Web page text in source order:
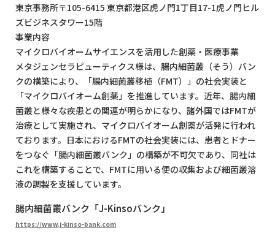
東京事務所〒105-6415 東京都港区虎ノ門1丁目17-1虎ノ門ヒル
ズビジネスタワー15階
事業内容
マイクロバイオームサイエンスを活用した創薬・医療事業
メタジェンセラピューティクス様は、腸内細菌叢（そう）バン
クの構築により、「腸内細菌叢移植（FMT）」の社会実装と
「マイクロバイオーム創薬」を推進しています。近年、腸内細
菌叢と様々な疾患との関連が明らかになり、諸外国ではFMTが
治療として実施され、マイクロバイオーム創薬が活発に行われ
ております。日本におけるFMTの社会実装には、患者とドナー
をつなぐ「腸内細菌叢バンク」の構築が不可欠であり、同社は
これを構築することで、FMTに用いる便の収集および細菌叢溶
液の調製を支援しています。
腸内細菌叢バンク「J-Kinsoバンク」
https://www.j-kinso-bank.com